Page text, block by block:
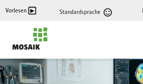
Vorlesen Standardsprache